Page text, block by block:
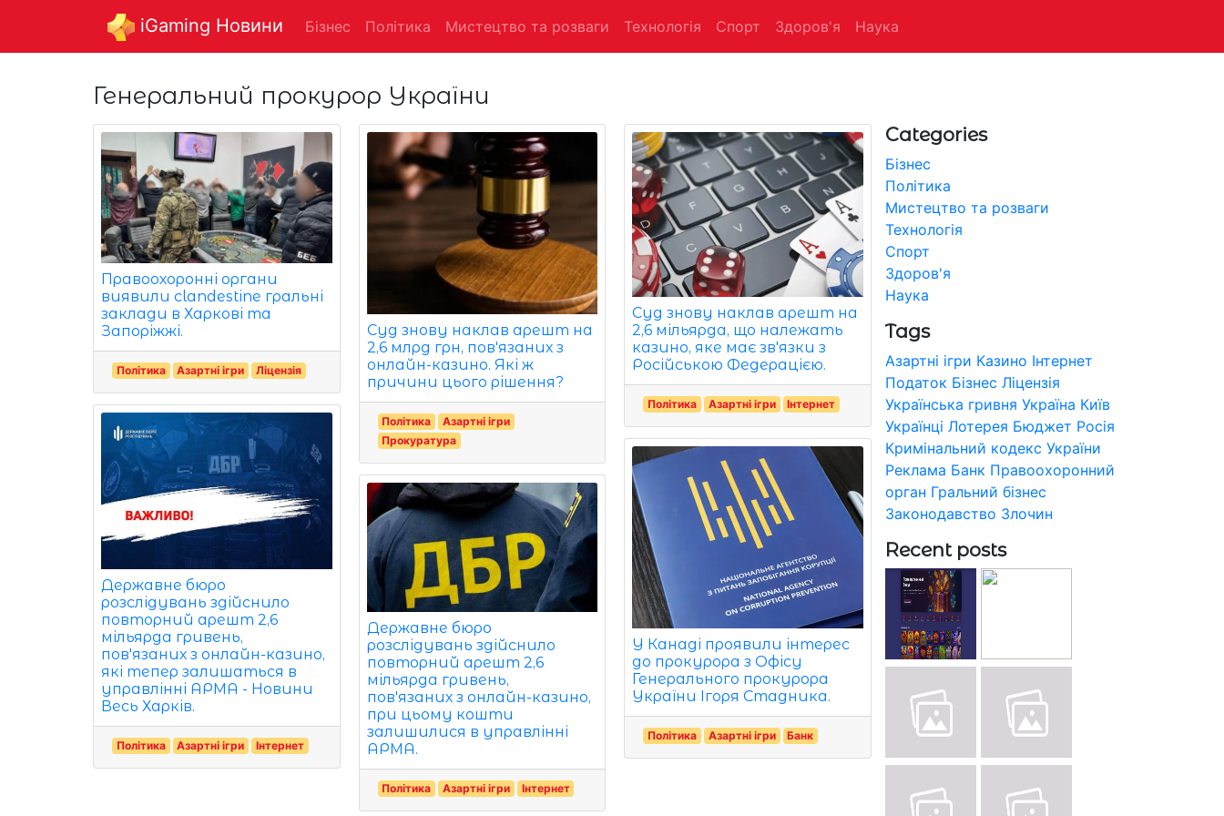
iGaming Новини Бізнес Політика Мистецтво та розваги Технологія Спорт Здоров'я Наука
Генеральний прокурор України
Правоохоронні органи
виявили clandestine гральні
заклади в Харкові та
Запоріжжі.
Політика Азартні ігри Ліцензія
Державне бюро
розслідувань здійснило
повторний арешт 2,6
мільярда гривень,
пов'язаних з онлайн-казино,
які тепер залишаться в
управлінні АРМА - Новини
Весь Харків.
Політика Азартні ігри Інтернет
Суд знову наклав арешт на
2,6 млрд грн, пов'язаних з
онлайн-казино. Які ж
причини цього рішення?
Політика
Азартні ігри
Прокуратура
Державне бюро
розслідувань здійснило
повторний арешт 2,6
мільярда гривень,
пов'язаних з онлайн-казино,
при цьому кошти
залишилися в управлінні
АРМА.
Політика Азартні ігри Інтернет
Суд знову наклав арешт на
2,6 мільярда, що належать
казино, яке має зв'язки з
Російською Федерацією.
Політика Азартні ігри Інтернет
У Канаді проявили інтерес
до прокурора з Офісу
Генерального прокурора
України Ігоря Стадника.
Політика Азартні ігри Банк
Categories
Бізнес
Політика
Мистецтво та розваги
Технологія
Спорт
Здоров'я
Наука
Tags
Азартні ігри Казино Інтернет
Податок Бізнес Ліцензія
Українська гривня Україна Київ
Українці Лотерея Бюджет Росія
Кримінальний кодекс України
Реклама Банк Правоохоронний
орган Гральний бізнес
Законодавство Злочин
Recent posts